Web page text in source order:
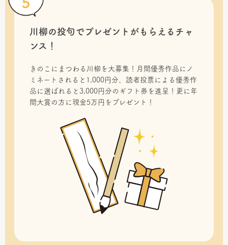
川柳の投句でプレゼントがもらえるチャ
ンス！
きのこにまつわる川柳を大募集！月間優秀作品にノ
ミネートされると1,000円分、読者投票による優秀作
品に選ばれると3,000円分のギフト券を進呈！更に年
間大賞の方に現金5万円をプレゼント！